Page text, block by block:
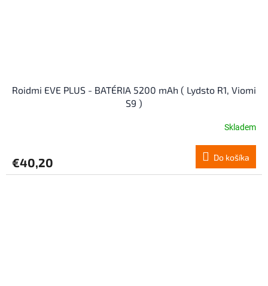
Roidmi EVE PLUS - BATÉRIA 5200 mAh ( Lydsto R1, Viomi
S9 )
Skladem
€40,20 Do košíka